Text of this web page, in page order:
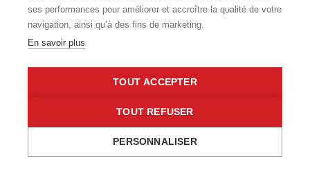
ses performances pour améliorer et accroître la qualité de votre
navigation, ainsi qu’à des fins de marketing.
En savoir plus
TOUT ACCEPTER
TOUT REFUSER
PERSONNALISER